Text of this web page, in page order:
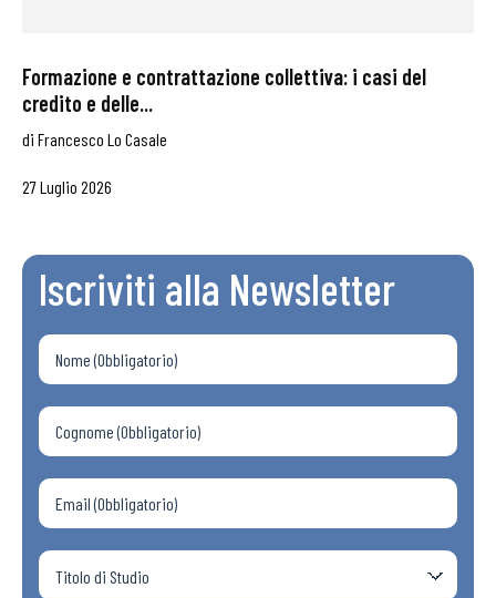
Formazione e contrattazione collettiva: i casi del
credito e delle...
di Francesco Lo Casale
27 Luglio 2026
Iscriviti alla Newsletter